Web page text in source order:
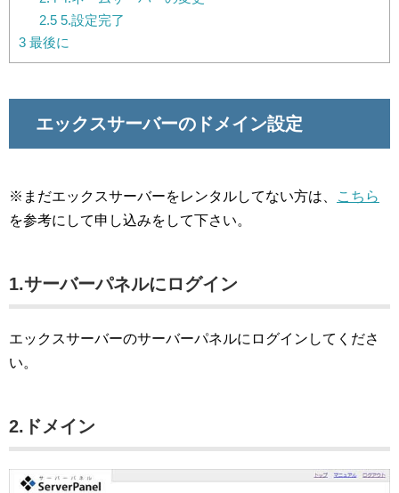
2.55.設定完了
3 最後に
エックスサーバーのドメイン設定
※まだエックスサーバーをレンタルしてない方は、
こちら
を参考にして申し込みをして下さい。
1.サーバーパネルにログイン
エックスサーバーのサーバーパネルにログインしてくださ
い。
2.ドメイン